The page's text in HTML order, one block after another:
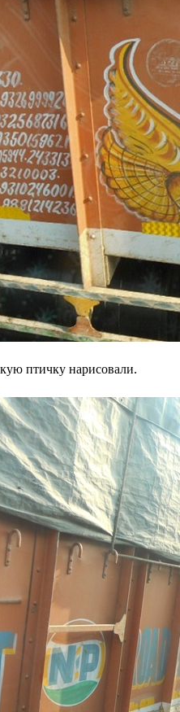
птичку нарисовали.